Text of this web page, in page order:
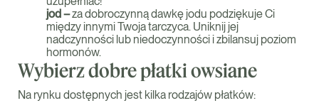
jod –za dobroczynną dawkę jodu podziękuje Ci
między innymi Twoja tarczyca. Uniknij jej
nadczynności lub niedoczynności i zbilansuj poziom
hormonów.
Wybierz dobre płatki owsiane
Na rynku dostępnych jest kilka rodzajów płatków: